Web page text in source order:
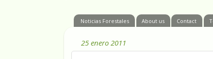
Noticias Forestales About us Contact
25 enero 2011